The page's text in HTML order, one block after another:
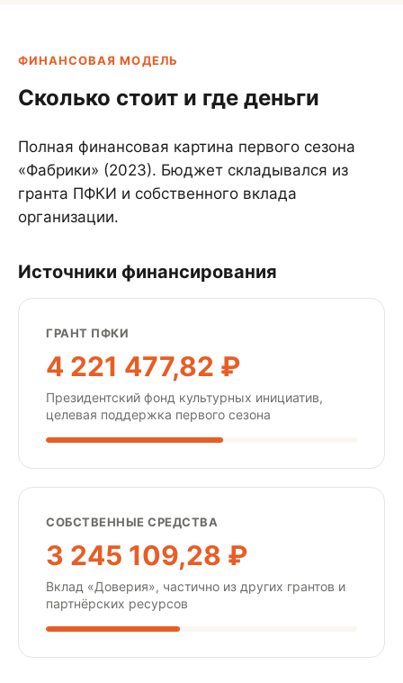
ФИНАНСОВАЯ МОДЕЛЬ
Сколько стоит и где деньги
Полная финансовая картина первого сезона
«Фабрики» (2023). Бюджет складывался из
гранта ПФКИ и собственного вклада
организации.
Источники финансирования
ГРАНТ ПФКИ
4 221 477,82 ₽
Президентский фонд культурных инициатив,
целевая поддержка первого сезона
СОБСТВЕННЫЕ СРЕДСТВА
3 245 109,28 ₽
Вклад «Доверия», частично из других грантов и
партнёрских ресурсов